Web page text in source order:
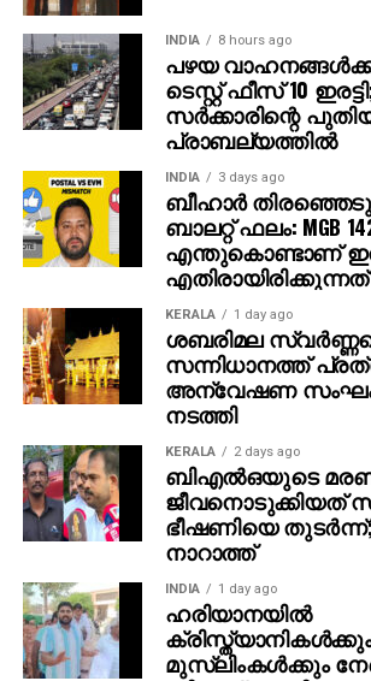
കയ്യില്‍ ത്രിശൂലം പിടിച്ച് കാളയുടെ
സവാരിയുമായി എത്തുന്ന രുദ്രയായി
ബാബുവിന്റെ എന്‍ട്രിയാണ്
അതേപോലെ, വേദിയിലേക്കും
കാളപ്പുറത്ത് സവാരിയായി
ത്തിലധികം പ്രേക്ഷകര്‍ കൈയ്യടി
ഐമാക്‌സ് ഫോര്‍മാറ്റിലാണ് ഈ
അതിനാല്‍ തന്നെ തിയേറ്ററുകളില്‍
കാഴ്ചാനുഭവം
ഞഞഞ എന്നിവയുടെ സംവിധായകന്‍
ഈ ബ്രഹ്‌മാണ്ഡ പ്രോജക്റ്റ് 2027-ല്‍
തിയേറ്ററുകളിലേക്ക് എത്തും.
INDIA 8 hours ago
പഴയ
ടെസ്റ്റ് ഫീസ് 10
സര്‍ക്കാരിന്റെ
പ്രാബല്യത്തില്‍
INDIA 3 days ago
ബീഹാർ
ബാലറ്റ് ഫലം: MGB
എന്തുകൊണ്ടാണ്
KERALA 1 day ago
ശബരിമല
സന്നിധാനത്ത്
അന്വേഷണ
നടത്തി
KERALA 2 days ago
ബിഎല്‍ഒയുടെ
ജീവനൊടുക്കിയത്
ഭീഷണിയെ
നാറാത്ത്
INDIA 1 day ago
ഹരിയാനയില്‍
മുസ്‌ലിംകള്‍ക്കും